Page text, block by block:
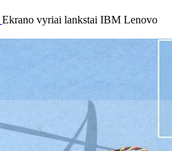
Ekrano vyriai lankstai IBM Lenovo